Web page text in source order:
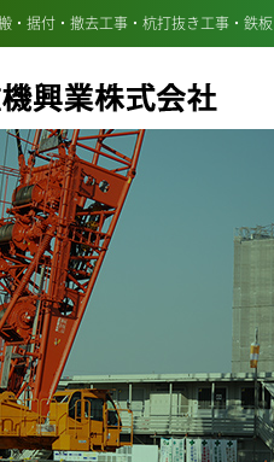
・据付・撤去工事・杭打抜き工事・